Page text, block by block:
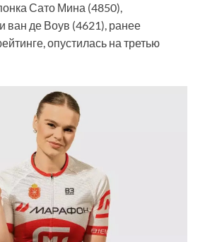
Сато Мина (4850),
ван де Воув (4621), ранее
опустилась на третью